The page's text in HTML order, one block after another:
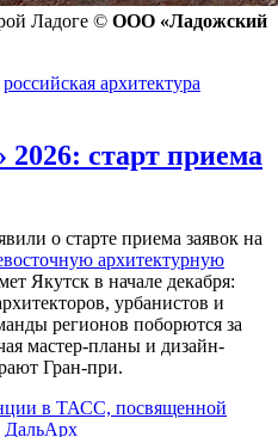
Ладоге © ООО «Ладожский
российская архитектура
старт приема
о старте приема заявок на
архитектурную
Якутск в начале декабря:
урбанистов и
регионов поборются за
мастер-планы и дизайн-
Гран-при.